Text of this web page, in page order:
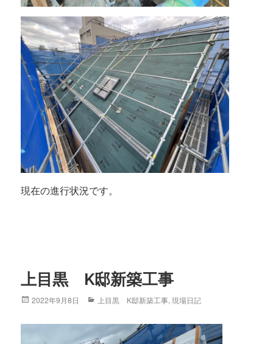
現在の進行状況です。
上目黒 K邸新築工事
Posted
2022年9月8日 Categories
上目黒 K邸新築工事,現場日記